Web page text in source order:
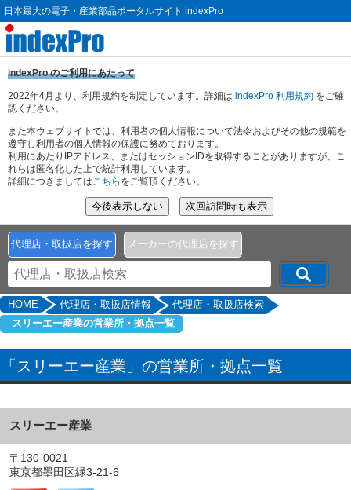
日本最大の電子・産業部品ポータルサイト indexPro
indexPro のご利用にあたって
2022年4月より、利用規約を制定しています。詳細は indexPro 利用規約 をご確
認ください。
また本ウェブサイトでは、利用者の個人情報について法令およびその他の規範を
遵守し利用者の個人情報の保護に努めております。
利用にあたりIPアドレス、またはセッションIDを取得することがありますが、こ
れらは匿名化した上で統計利用しています。
詳細につきましてはこちら をご覧頂ください。
代理店・取扱店を探す メーカーの代理店を探す
HOME 代理店・取扱店情報
代理店・取扱店検索
スリーエー産業の営業所・拠点一覧
「スリーエー産業」の営業所・拠点一覧
スリーエー産業
〒130-0021
東京都墨田区緑3-21-6